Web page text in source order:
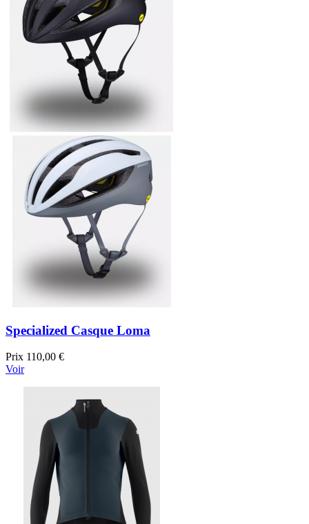
Specialized Casque Loma
Prix 110,00 €
Voir